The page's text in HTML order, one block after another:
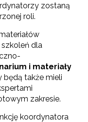
zostaną
roli.
dla
i materiały
będą także mieli
zakresie.
koordynatora